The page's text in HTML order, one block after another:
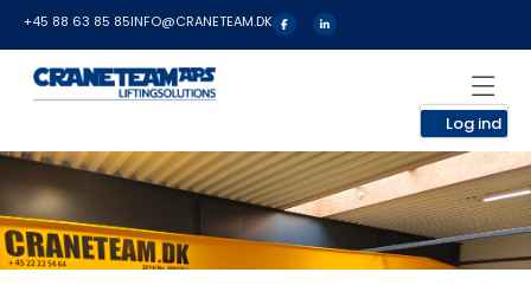
+45 88 63 85 85INFO@CRANETEAM.DK
Log ind